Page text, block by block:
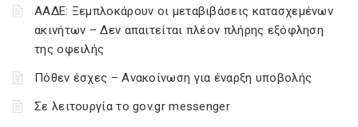
ΑΑΔΕ: Ξεμπλοκάρουν οι μεταβιβάσεις κατασχεμένων
ακινήτων – Δεν απαιτείται πλέον πλήρης εξόφληση
της οφειλής
Πόθεν έσχες – Ανακοίνωση για έναρξη υποβολής
Σε λειτουργία το gov.gr messenger